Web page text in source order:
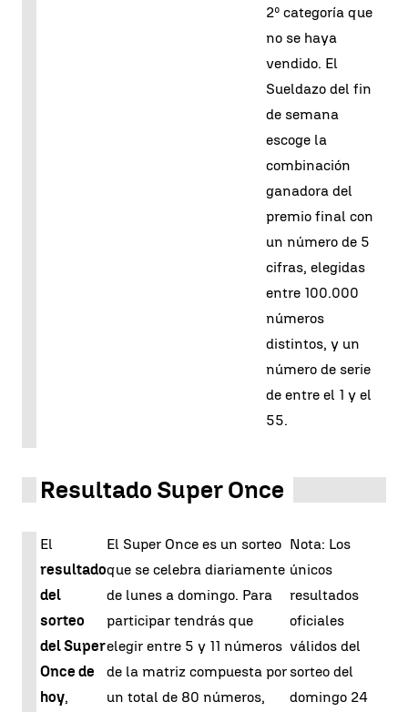
2º categoría que
no se haya
vendido. El
Sueldazo del fin
de semana
escoge la
combinación
ganadora del
premio final con
un número de 5
cifras, elegidas
entre 100.000
números
distintos, y un
número de serie
de entre el 1 y el
55.
Resultado Super Once
El
resultado
del
sorteo
del Super
Once de
hoy,
El Super Once es un sorteo
que se celebra diariamente
de lunes a domingo. Para
participar tendrás que
elegir entre 5 y 11 números
de la matriz compuesta por
un total de 80 números,
Nota: Los
únicos
resultados
oficiales
válidos del
sorteo del
domingo 24